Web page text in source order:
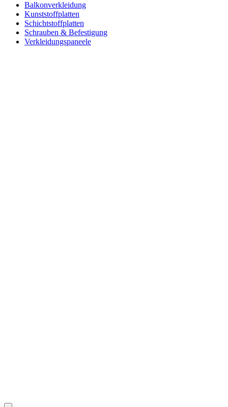
Balkonverkleidung
Kunststoffplatten
Schichtstoffplatten
Schrauben & Befestigung
Verkleidungspaneele